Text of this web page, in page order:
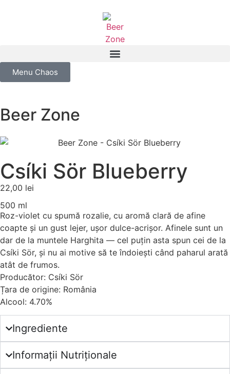
Menu Chaos
Beer Zone
Csíki Sör Blueberry
22,00 lei
500 ml
Roz-violet cu spumă rozalie, cu aromă clară de afine
coapte și un gust lejer, ușor dulce-acrișor. Afinele sunt un
dar de la muntele Harghita — cel puțin asta spun cei de la
Csíki Sör, și nu ai motive să te îndoiești când paharul arată
atât de frumos.
Producător: Csíki Sör
Țara de origine: România
Alcool: 4.70%
Ingrediente
Informații Nutriționale